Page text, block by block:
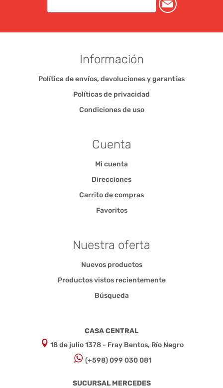
Información
Política de envíos, devoluciones y garantías
Políticas de privacidad
Condiciones de uso
Cuenta
Mi cuenta
Direcciones
Carrito de compras
Favoritos
Nuestra oferta
Nuevos productos
Productos vistos recientemente
Búsqueda
CASA CENTRAL
18 de julio 1378 - Fray Bentos, Río Negro
(+598) 099 030 081
SUCURSAL MERCEDES